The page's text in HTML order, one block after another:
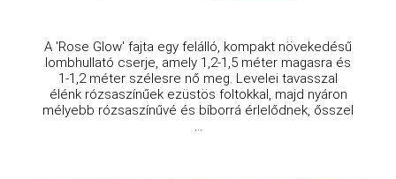
A 'Rose Glow' fajta egy felálló, kompakt növekedésű
lombhullató cserje, amely 1,2-1,5 méter magasra és
1-1,2 méter szélesre nő meg. Levelei tavasszal
élénk rózsaszínűek ezüstös foltokkal, majd nyáron
mélyebb rózsaszínűvé és bíborrá érlelődnek, ősszel
...